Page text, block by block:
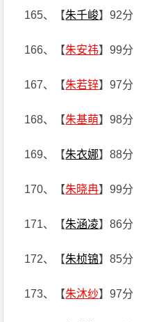
165、【朱千峻】92分
166、【朱安祎】99分
167、【朱若锌】97分
168、【朱基萌】98分
169、【朱衣娜】88分
170、【朱晓冉】99分
171、【朱涵凌】86分
172、【朱桢锦】85分
173、【朱沐纱】97分